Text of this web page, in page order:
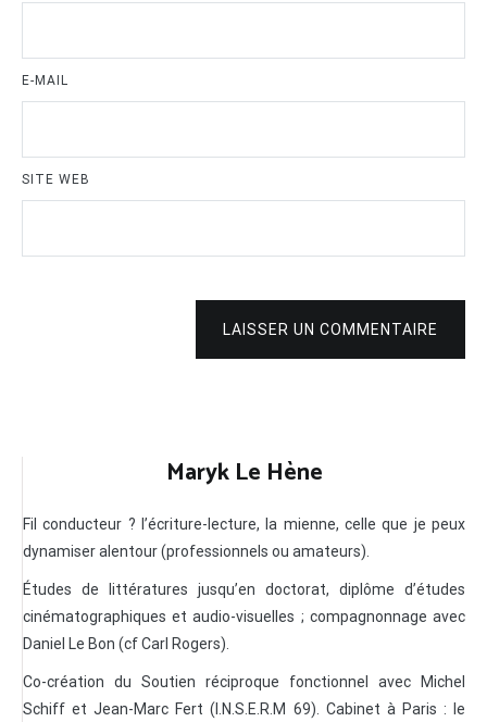
E-MAIL
SITE WEB
LAISSER UN COMMENTAIRE
Maryk Le Hène
Fil conducteur ? l’écriture-lecture, la mienne, celle que je peux
dynamiser alentour (professionnels ou amateurs).
Études de littératures jusqu’en doctorat, diplôme d’études
cinématographiques et audio-visuelles ; compagnonnage avec
Daniel Le Bon (cf Carl Rogers).
Co-création du Soutien réciproque fonctionnel avec Michel
Schiff et Jean-Marc Fert (I.N.S.E.R.M 69). Cabinet à Paris : le